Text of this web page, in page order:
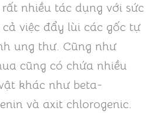
nhiều tác dụng với sức
việc đẩy lùi các gốc tự
ung thư. Cũng như
cũng có chứa nhiều
khác như beta-
và axit chlorogenic.